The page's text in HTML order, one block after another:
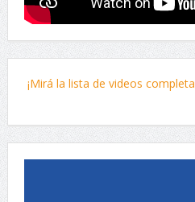
¡Mirá la lista de videos completa